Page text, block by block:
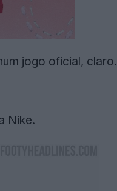
jogo oficial, claro.
Nike.